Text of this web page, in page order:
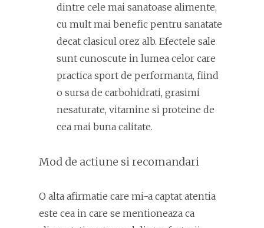
dintre cele mai sanatoase alimente,
cu mult mai benefic pentru sanatate
decat clasicul orez alb. Efectele sale
sunt cunoscute in lumea celor care
practica sport de performanta, fiind
o sursa de carbohidrati, grasimi
nesaturate, vitamine si proteine de
cea mai buna calitate.
Mod de actiune si recomandari
O alta afirmatie care mi-a captat atentia
este cea in care se mentioneaza ca